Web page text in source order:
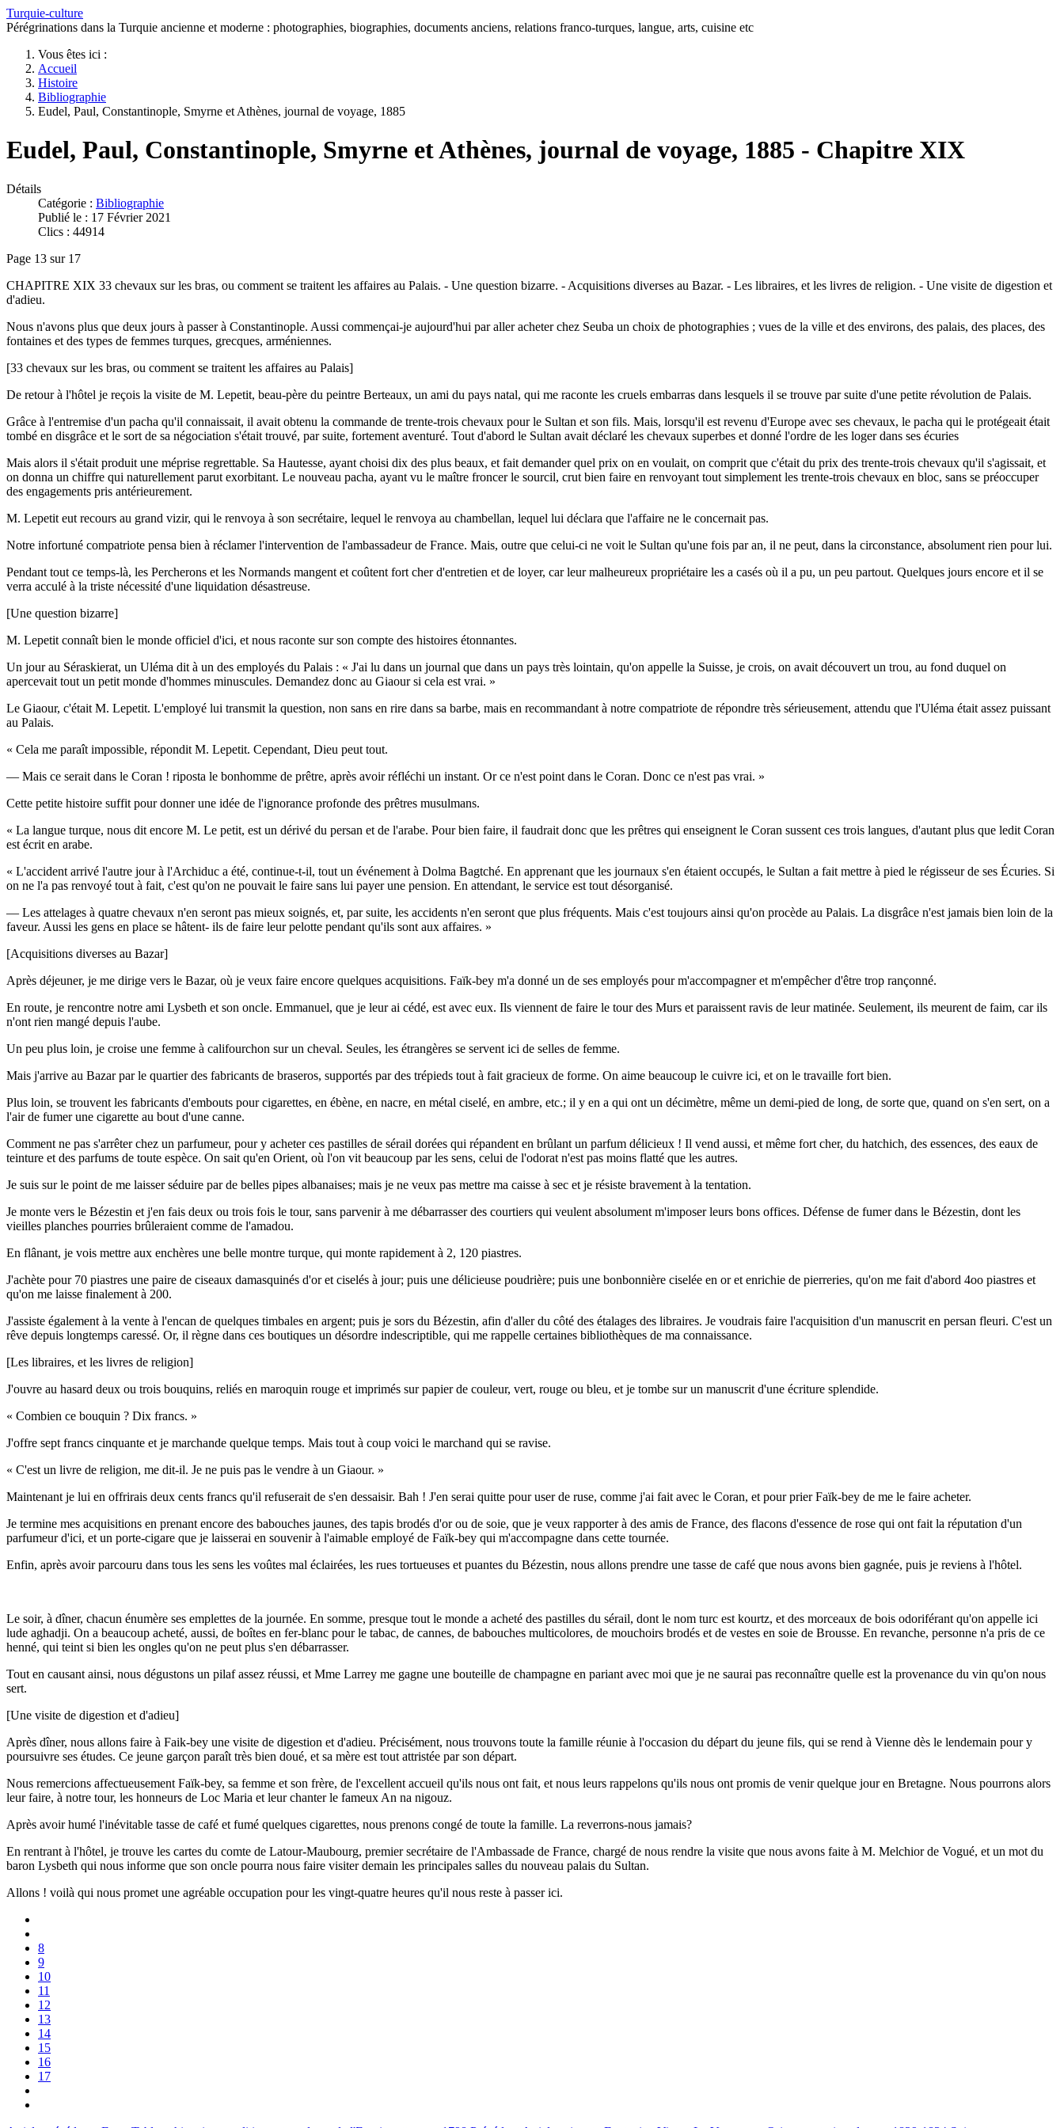
Turquie-culture
Pérégrinations dans la Turquie ancienne et moderne : photographies, biographies, documents anciens, relations franco-turques, langue, arts, cuisine etc
Vous êtes ici :
Accueil
Histoire
Bibliographie
Eudel, Paul, Constantinople, Smyrne et Athènes, journal de voyage, 1885
Eudel, Paul, Constantinople, Smyrne et Athènes, journal de voyage, 1885 - Chapitre XIX
Détails
Catégorie : Bibliographie
Publié le : 17 Février 2021
Clics : 44914
Page 13 sur 17
CHAPITRE XIX 33 chevaux sur les bras, ou comment se traitent les affaires au Palais. - Une question bizarre. - Acquisitions diverses au Bazar. - Les libraires, et les livres de religion. - Une visite de digestion et
d'adieu.
Nous n'avons plus que deux jours à passer à Constantinople. Aussi commençai-je aujourd'hui par aller acheter chez Seuba un choix de photographies ; vues de la ville et des environs, des palais, des places, des
fontaines et des types de femmes turques, grecques, arméniennes.
[33 chevaux sur les bras, ou comment se traitent les affaires au Palais]
De retour à l'hôtel je reçois la visite de M. Lepetit, beau-père du peintre Berteaux, un ami du pays natal, qui me raconte les cruels embarras dans lesquels il se trouve par suite d'une petite révolution de Palais.
Grâce à l'entremise d'un pacha qu'il connaissait, il avait obtenu la commande de trente-trois chevaux pour le Sultan et son fils. Mais, lorsqu'il est revenu d'Europe avec ses chevaux, le pacha qui le protégeait était
tombé en disgrâce et le sort de sa négociation s'était trouvé, par suite, fortement aventuré. Tout d'abord le Sultan avait déclaré les chevaux superbes et donné l'ordre de les loger dans ses écuries
Mais alors il s'était produit une méprise regrettable. Sa Hautesse, ayant choisi dix des plus beaux, et fait demander quel prix on en voulait, on comprit que c'était du prix des trente-trois chevaux qu'il s'agissait, et
on donna un chiffre qui naturellement parut exorbitant. Le nouveau pacha, ayant vu le maître froncer le sourcil, crut bien faire en renvoyant tout simplement les trente-trois chevaux en bloc, sans se préoccuper
des engagements pris antérieurement.
M. Lepetit eut recours au grand vizir, qui le renvoya à son secrétaire, lequel le renvoya au chambellan, lequel lui déclara que l'affaire ne le concernait pas.
Notre infortuné compatriote pensa bien à réclamer l'intervention de l'ambassadeur de France. Mais, outre que celui-ci ne voit le Sultan qu'une fois par an, il ne peut, dans la circonstance, absolument rien pour lui.
Pendant tout ce temps-là, les Percherons et les Normands mangent et coûtent fort cher d'entretien et de loyer, car leur malheureux propriétaire les a casés où il a pu, un peu partout. Quelques jours encore et il se
verra acculé à la triste nécessité d'une liquidation désastreuse.
[Une question bizarre]
M. Lepetit connaît bien le monde officiel d'ici, et nous raconte sur son compte des histoires étonnantes.
Un jour au Séraskierat, un Uléma dit à un des employés du Palais : « J'ai lu dans un journal que dans un pays très lointain, qu'on appelle la Suisse, je crois, on avait découvert un trou, au fond duquel on
apercevait tout un petit monde d'hommes minuscules. Demandez donc au Giaour si cela est vrai. »
Le Giaour, c'était M. Lepetit. L'employé lui transmit la question, non sans en rire dans sa barbe, mais en recommandant à notre compatriote de répondre très sérieusement, attendu que l'Uléma était assez puissant
au Palais.
« Cela me paraît impossible, répondit M. Lepetit. Cependant, Dieu peut tout.
— Mais ce serait dans le Coran ! riposta le bonhomme de prêtre, après avoir réfléchi un instant. Or ce n'est point dans le Coran. Donc ce n'est pas vrai. »
Cette petite histoire suffit pour donner une idée de l'ignorance profonde des prêtres musulmans.
« La langue turque, nous dit encore M. Le petit, est un dérivé du persan et de l'arabe. Pour bien faire, il faudrait donc que les prêtres qui enseignent le Coran sussent ces trois langues, d'autant plus que ledit Coran
est écrit en arabe.
« L'accident arrivé l'autre jour à l'Archiduc a été, continue-t-il, tout un événement à Dolma Bagtché. En apprenant que les journaux s'en étaient occupés, le Sultan a fait mettre à pied le régisseur de ses Écuries. Si
on ne l'a pas renvoyé tout à fait, c'est qu'on ne pouvait le faire sans lui payer une pension. En attendant, le service est tout désorganisé.
— Les attelages à quatre chevaux n'en seront pas mieux soignés, et, par suite, les accidents n'en seront que plus fréquents. Mais c'est toujours ainsi qu'on procède au Palais. La disgrâce n'est jamais bien loin de la
faveur. Aussi les gens en place se hâtent- ils de faire leur pelotte pendant qu'ils sont aux affaires. »
[Acquisitions diverses au Bazar]
Après déjeuner, je me dirige vers le Bazar, où je veux faire encore quelques acquisitions. Faïk-bey m'a donné un de ses employés pour m'accompagner et m'empêcher d'être trop rançonné.
En route, je rencontre notre ami Lysbeth et son oncle. Emmanuel, que je leur ai cédé, est avec eux. Ils viennent de faire le tour des Murs et paraissent ravis de leur matinée. Seulement, ils meurent de faim, car ils
n'ont rien mangé depuis l'aube.
Un peu plus loin, je croise une femme à califourchon sur un cheval. Seules, les étrangères se servent ici de selles de femme.
Mais j'arrive au Bazar par le quartier des fabricants de braseros, supportés par des trépieds tout à fait gracieux de forme. On aime beaucoup le cuivre ici, et on le travaille fort bien.
Plus loin, se trouvent les fabricants d'embouts pour cigarettes, en ébène, en nacre, en métal ciselé, en ambre, etc.; il y en a qui ont un décimètre, même un demi-pied de long, de sorte que, quand on s'en sert, on a
l'air de fumer une cigarette au bout d'une canne.
Comment ne pas s'arrêter chez un parfumeur, pour y acheter ces pastilles de sérail dorées qui répandent en brûlant un parfum délicieux ! Il vend aussi, et même fort cher, du hatchich, des essences, des eaux de
teinture et des parfums de toute espèce. On sait qu'en Orient, où l'on vit beaucoup par les sens, celui de l'odorat n'est pas moins flatté que les autres.
Je suis sur le point de me laisser séduire par de belles pipes albanaises; mais je ne veux pas mettre ma caisse à sec et je résiste bravement à la tentation.
Je monte vers le Bézestin et j'en fais deux ou trois fois le tour, sans parvenir à me débarrasser des courtiers qui veulent absolument m'imposer leurs bons offices. Défense de fumer dans le Bézestin, dont les
vieilles planches pourries brûleraient comme de l'amadou.
En flânant, je vois mettre aux enchères une belle montre turque, qui monte rapidement à 2, 120 piastres.
J'achète pour 70 piastres une paire de ciseaux damasquinés d'or et ciselés à jour; puis une délicieuse poudrière; puis une bonbonnière ciselée en or et enrichie de pierreries, qu'on me fait d'abord 4oo piastres et
qu'on me laisse finalement à 200.
J'assiste également à la vente à l'encan de quelques timbales en argent; puis je sors du Bézestin, afin d'aller du côté des étalages des libraires. Je voudrais faire l'acquisition d'un manuscrit en persan fleuri. C'est un
rêve depuis longtemps caressé. Or, il règne dans ces boutiques un désordre indescriptible, qui me rappelle certaines bibliothèques de ma connaissance.
[Les libraires, et les livres de religion]
J'ouvre au hasard deux ou trois bouquins, reliés en maroquin rouge et imprimés sur papier de couleur, vert, rouge ou bleu, et je tombe sur un manuscrit d'une écriture splendide.
« Combien ce bouquin ? Dix francs. »
J'offre sept francs cinquante et je marchande quelque temps. Mais tout à coup voici le marchand qui se ravise.
« C'est un livre de religion, me dit-il. Je ne puis pas le vendre à un Giaour. »
Maintenant je lui en offrirais deux cents francs qu'il refuserait de s'en dessaisir. Bah ! J'en serai quitte pour user de ruse, comme j'ai fait avec le Coran, et pour prier Faïk-bey de me le faire acheter.
Je termine mes acquisitions en prenant encore des babouches jaunes, des tapis brodés d'or ou de soie, que je veux rapporter à des amis de France, des flacons d'essence de rose qui ont fait la réputation d'un
parfumeur d'ici, et un porte-cigare que je laisserai en souvenir à l'aimable employé de Faïk-bey qui m'accompagne dans cette tournée.
Enfin, après avoir parcouru dans tous les sens les voûtes mal éclairées, les rues tortueuses et puantes du Bézestin, nous allons prendre une tasse de café que nous avons bien gagnée, puis je reviens à l'hôtel.
Le soir, à dîner, chacun énumère ses emplettes de la journée. En somme, presque tout le monde a acheté des pastilles du sérail, dont le nom turc est kourtz, et des morceaux de bois odoriférant qu'on appelle ici
lude aghadji. On a beaucoup acheté, aussi, de boîtes en fer-blanc pour le tabac, de cannes, de babouches multicolores, de mouchoirs brodés et de vestes en soie de Brousse. En revanche, personne n'a pris de ce
henné, qui teint si bien les ongles qu'on ne peut plus s'en débarrasser.
Tout en causant ainsi, nous dégustons un pilaf assez réussi, et Mme Larrey me gagne une bouteille de champagne en pariant avec moi que je ne saurai pas reconnaître quelle est la provenance du vin qu'on nous
sert.
[Une visite de digestion et d'adieu]
Après dîner, nous allons faire à Faik-bey une visite de digestion et d'adieu. Précisément, nous trouvons toute la famille réunie à l'occasion du départ du jeune fils, qui se rend à Vienne dès le lendemain pour y
poursuivre ses études. Ce jeune garçon paraît très bien doué, et sa mère est tout attristée par son départ.
Nous remercions affectueusement Faïk-bey, sa femme et son frère, de l'excellent accueil qu'ils nous ont fait, et nous leurs rappelons qu'ils nous ont promis de venir quelque jour en Bretagne. Nous pourrons alors
leur faire, à notre tour, les honneurs de Loc Maria et leur chanter le fameux An na nigouz.
Après avoir humé l'inévitable tasse de café et fumé quelques cigarettes, nous prenons congé de toute la famille. La reverrons-nous jamais?
En rentrant à l'hôtel, je trouve les cartes du comte de Latour-Maubourg, premier secrétaire de l'Ambassade de France, chargé de nous rendre la visite que nous avons faite à M. Melchior de Vogué, et un mot du
baron Lysbeth qui nous informe que son oncle pourra nous faire visiter demain les principales salles du nouveau palais du Sultan.
Allons ! voilà qui nous promet une agréable occupation pour les vingt-quatre heures qu'il nous reste à passer ici.
8
9
10
11
12
13
14
15
16
17